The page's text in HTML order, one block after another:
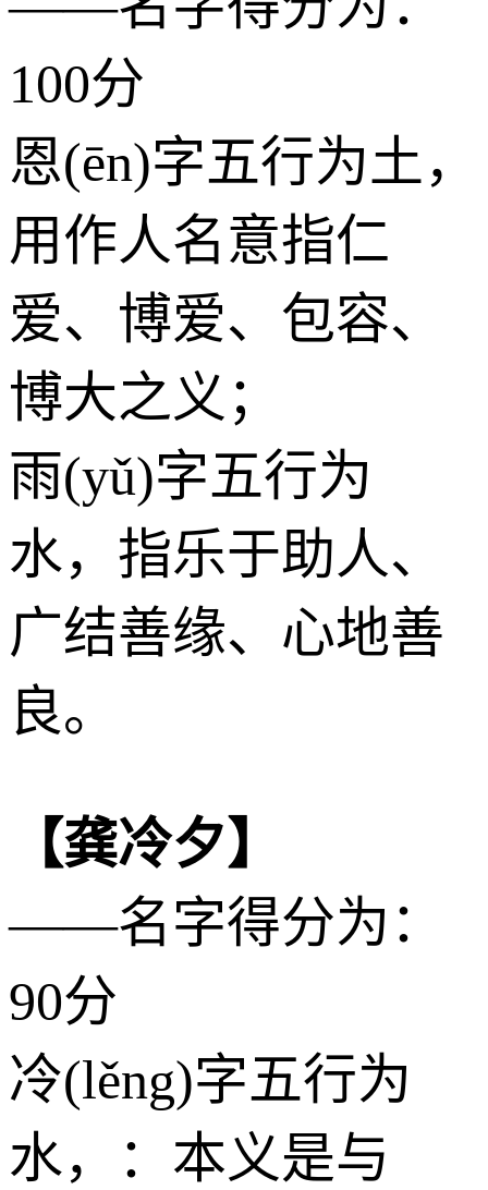
100分
恩(ēn)字五行为土，
用作人名意指仁
爱、博爱、包容、
博大之义；
雨(yǔ)字五行为
水，指乐于助人、
广结善缘、心地善
良。
【龚冷夕】
——名字得分为：
90分
冷(lěng)字五行为
水，：本义是与